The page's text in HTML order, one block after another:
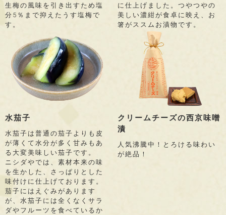
生梅の風味を引き出すため塩
分5％まで抑えたうす塩梅で
す。
に仕上げました。つやつやの
美しい濃紺が食卓に映え、お
箸がススムお漬物です。
水茄子
水茄子は普通の茄子よりも皮
が薄くて水分が多く甘みもあ
る大変美味しい茄子です。
ニシダやでは、素材本来の味
を生かした、さっぱりとした
味付けに仕上げております。
茄子にはえぐみがあります
が、水茄子には全くなくサラ
ダやフルーツを食べているか
クリームチーズの西京味噌
漬
人気沸騰中！とろける味わい
が絶品！